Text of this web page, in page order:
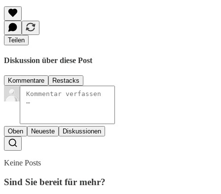
Teilen
Diskussion über diese Post
Kommentare Restacks
Oben Neueste Diskussionen
Keine Posts
Sind Sie bereit für mehr?